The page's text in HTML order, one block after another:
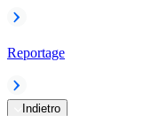
Reportage
Indietro